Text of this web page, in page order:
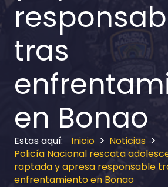
tras
en Bonao
Inicio
Noticias
Policía Nacional rescata
raptada y apresa responsable
enfrentamiento en Bonao